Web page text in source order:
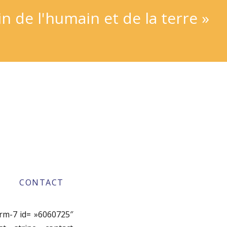
de l'humain et de la terre »
CONTACT
7 id= »6060725″